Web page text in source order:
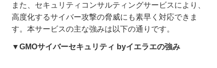
また、セキュリティコンサルティングサービスにより、
高度化するサイバー攻撃の脅威にも素早く対応できま
す。本サービスの主な強みは以下の通りです。
▼GMOサイバーセキュリティ byイエラエの強み